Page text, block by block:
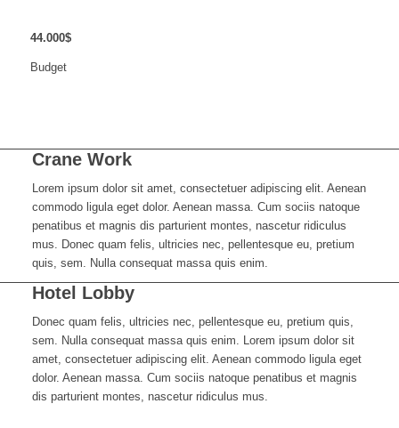
44.000$
Budget
Crane Work
Lorem ipsum dolor sit amet, consectetuer adipiscing elit. Aenean
commodo ligula eget dolor. Aenean massa. Cum sociis natoque
penatibus et magnis dis parturient montes, nascetur ridiculus
mus. Donec quam felis, ultricies nec, pellentesque eu, pretium
quis, sem. Nulla consequat massa quis enim.
Hotel Lobby
Donec quam felis, ultricies nec, pellentesque eu, pretium quis,
sem. Nulla consequat massa quis enim. Lorem ipsum dolor sit
amet, consectetuer adipiscing elit. Aenean commodo ligula eget
dolor. Aenean massa. Cum sociis natoque penatibus et magnis
dis parturient montes, nascetur ridiculus mus.